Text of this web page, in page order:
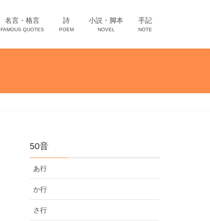
名言・格言
FAMOUS QUOTES
詩
POEM
小説・脚本
NOVEL
手記
NOTE
50音
あ行
か行
さ行